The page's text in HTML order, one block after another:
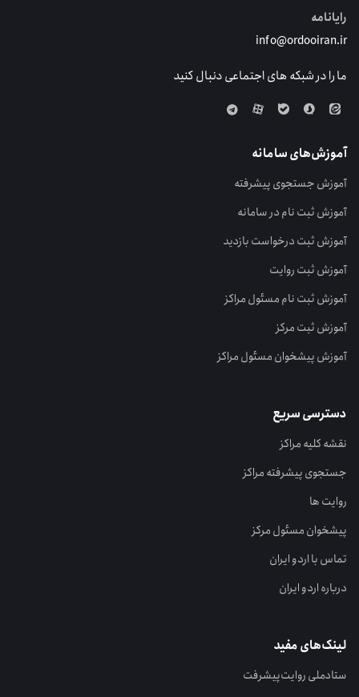
رایانامه
info@ordooiran.ir
ما را در شبکه های اجتماعی دنبال کنید
آموزش‌های سامانه
آموزش جستجوی پیشرفته
آموزش ثبت نام در سامانه
آموزش ثبت درخواست بازدید
آموزش ثبت روایت
آموزش ثبت نام مسئول مراکز
آموزش ثبت مرکز
آموزش پیشخوان مسئول مراکز
دسترسی سریع
نقشه کلیه مراکز
جستجوی پیشرفته مراکز
روایت ها
پیشخوان مسئول مرکز
تماس با اردو ایران
درباره اردو ایران
لینک‌های مفید
ستاد‌ملی روایت‌پیشرفت